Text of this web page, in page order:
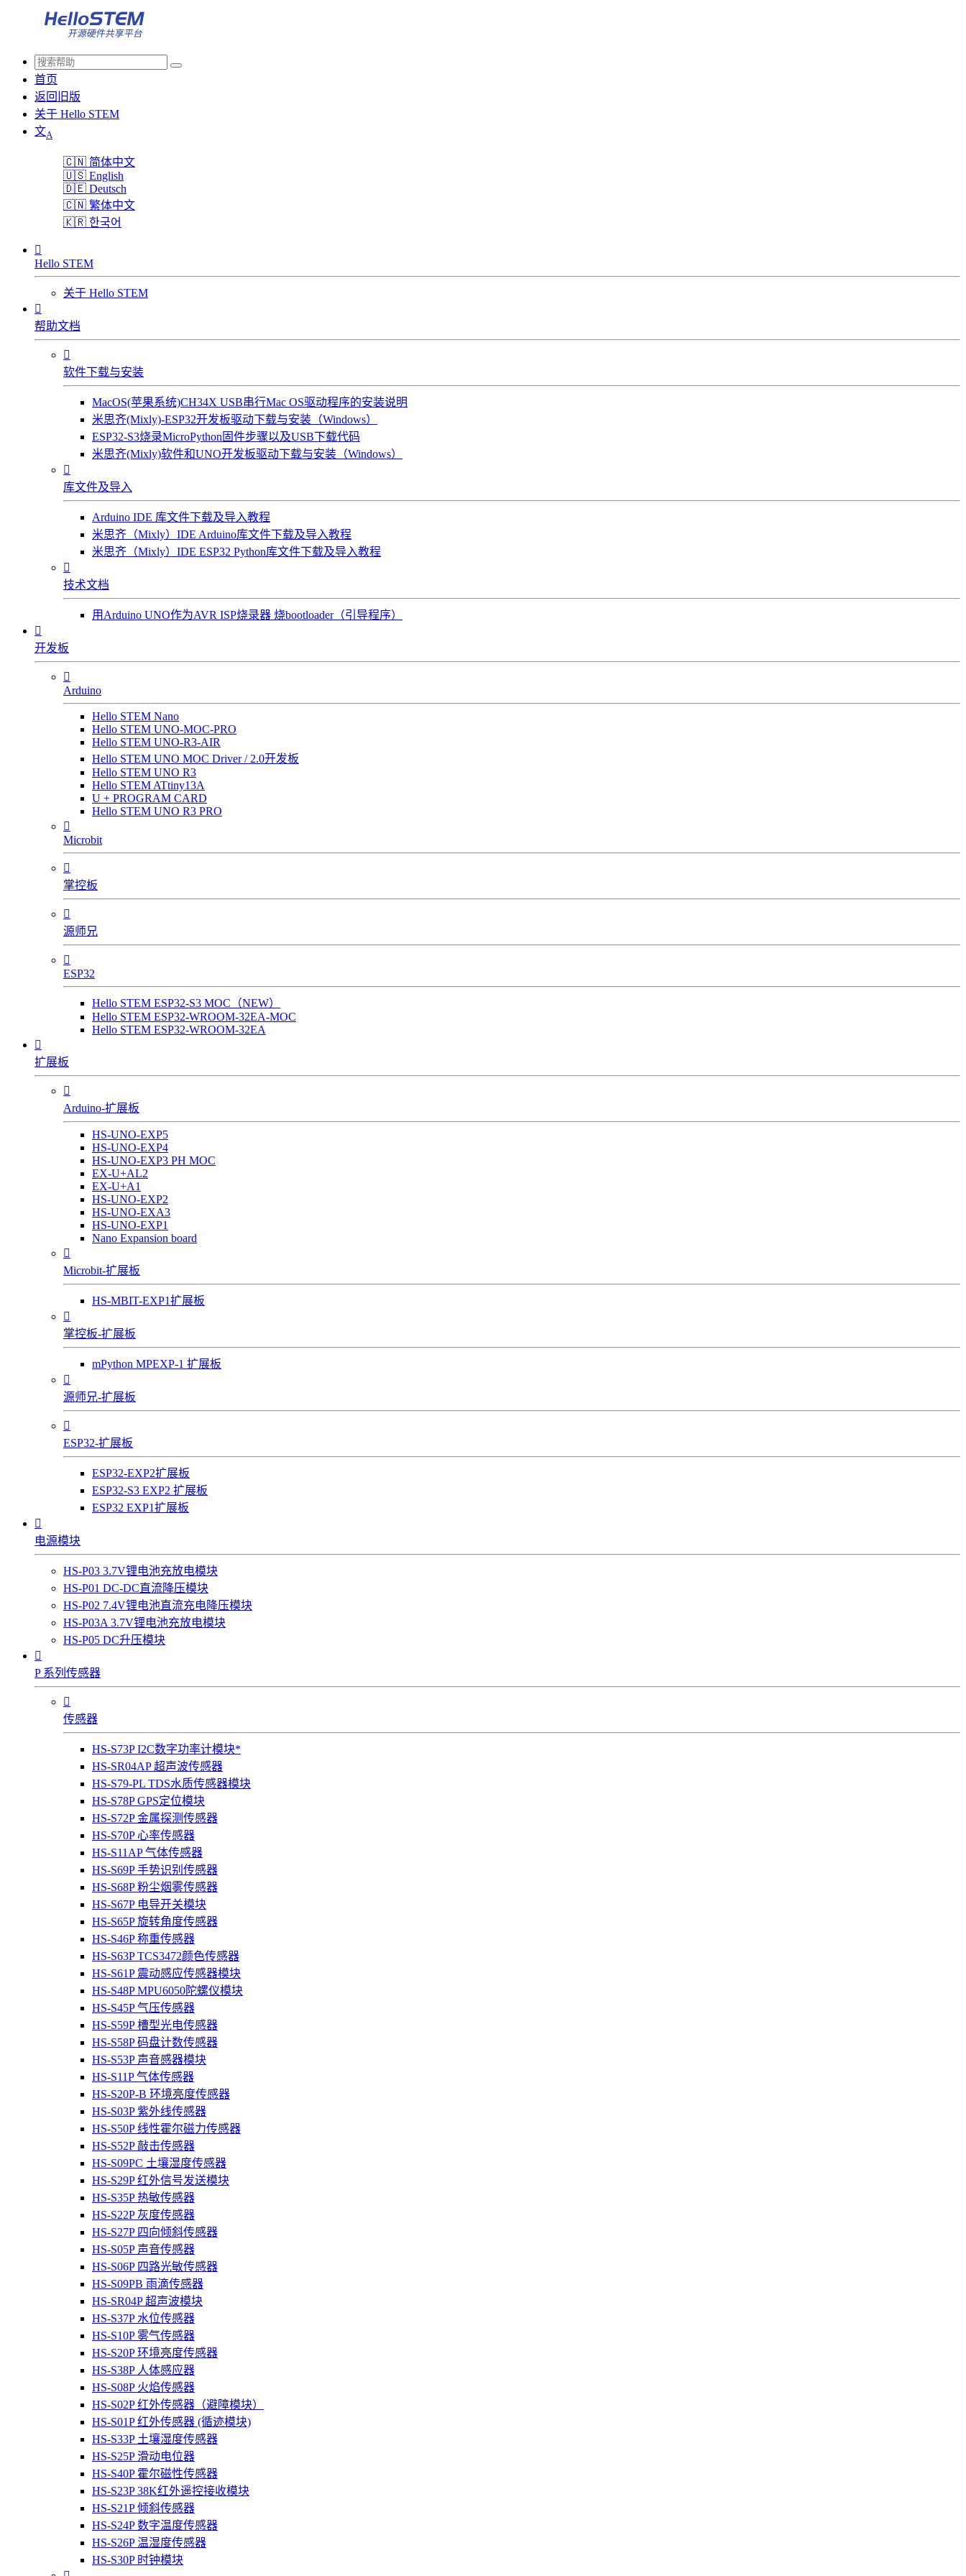
首页
返回旧版
关于 Hello STEM
文A
🇨🇳 简体中文
🇺🇸 English
🇩🇪 Deutsch
🇨🇳 繁体中文
🇰🇷 한국어

Hello STEM
关于 Hello STEM

帮助文档

软件下载与安装
MacOS(苹果系统)CH34X USB串行Mac OS驱动程序的安装说明
米思齐(Mixly)-ESP32开发板驱动下载与安装（Windows）
ESP32-S3烧录MicroPython固件步骤以及USB下载代码
米思齐(Mixly)软件和UNO开发板驱动下载与安装（Windows）

库文件及导入
Arduino IDE 库文件下载及导入教程
米思齐（Mixly）IDE Arduino库文件下载及导入教程
米思齐（Mixly）IDE ESP32 Python库文件下载及导入教程

技术文档
用Arduino UNO作为AVR ISP烧录器 烧bootloader（引导程序）

开发板

Arduino
Hello STEM Nano
Hello STEM UNO-MOC-PRO
Hello STEM UNO-R3-AIR
Hello STEM UNO MOC Driver / 2.0开发板
Hello STEM UNO R3
Hello STEM ATtiny13A
U + PROGRAM CARD
Hello STEM UNO R3 PRO

Microbit

掌控板

源师兄

ESP32
Hello STEM ESP32-S3 MOC（NEW）
Hello STEM ESP32-WROOM-32EA-MOC
Hello STEM ESP32-WROOM-32EA

扩展板

Arduino-扩展板
HS-UNO-EXP5
HS-UNO-EXP4
HS-UNO-EXP3 PH MOC
EX-U+AL2
EX-U+A1
HS-UNO-EXP2
HS-UNO-EXA3
HS-UNO-EXP1
Nano Expansion board

Microbit-扩展板
HS-MBIT-EXP1扩展板

掌控板-扩展板
mPython MPEXP-1 扩展板

源师兄-扩展板

ESP32-扩展板
ESP32-EXP2扩展板
ESP32-S3 EXP2 扩展板
ESP32 EXP1扩展板

电源模块
HS-P03 3.7V锂电池充放电模块
HS-P01 DC-DC直流降压模块
HS-P02 7.4V锂电池直流充电降压模块
HS-P03A 3.7V锂电池充放电模块
HS-P05 DC升压模块

P 系列传感器

传感器
HS-S73P I2C数字功率计模块*
HS-SR04AP 超声波传感器
HS-S79-PL TDS水质传感器模块
HS-S78P GPS定位模块
HS-S72P 金属探测传感器
HS-S70P 心率传感器
HS-S11AP 气体传感器
HS-S69P 手势识别传感器
HS-S68P 粉尘烟雾传感器
HS-S67P 电导开关模块
HS-S65P 旋转角度传感器
HS-S46P 称重传感器
HS-S63P TCS3472颜色传感器
HS-S61P 震动感应传感器模块
HS-S48P MPU6050陀螺仪模块
HS-S45P 气压传感器
HS-S59P 槽型光电传感器
HS-S58P 码盘计数传感器
HS-S53P 声音感器模块
HS-S11P 气体传感器
HS-S20P-B 环境亮度传感器
HS-S03P 紫外线传感器
HS-S50P 线性霍尔磁力传感器
HS-S52P 敲击传感器
HS-S09PC 土壤湿度传感器
HS-S29P 红外信号发送模块
HS-S35P 热敏传感器
HS-S22P 灰度传感器
HS-S27P 四向倾斜传感器
HS-S05P 声音传感器
HS-S06P 四路光敏传感器
HS-S09PB 雨滴传感器
HS-SR04P 超声波模块
HS-S37P 水位传感器
HS-S10P 雾气传感器
HS-S20P 环境亮度传感器
HS-S38P 人体感应器
HS-S08P 火焰传感器
HS-S02P 红外传感器（避障模块）
HS-S01P 红外传感器 (循迹模块)
HS-S33P 土壤湿度传感器
HS-S25P 滑动电位器
HS-S40P 霍尔磁性传感器
HS-S23P 38K红外遥控接收模块
HS-S21P 倾斜传感器
HS-S24P 数字温度传感器
HS-S26P 温湿度传感器
HS-S30P 时钟模块